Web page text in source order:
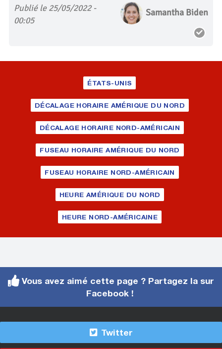
Publié le 25/05/2022 -
00:05
Samantha Biden
ÉTATS-UNIS
DÉCALAGE HORAIRE AMÉRIQUE DU NORD
DÉCALAGE HORAIRE NORD-AMÉRICAIN
FUSEAU HORAIRE AMÉRIQUE DU NORD
FUSEAU HORAIRE NORD-AMÉRICAIN
HEURE AMÉRIQUE DU NORD
HEURE NORD-AMÉRICAINE
Vous avez aimé cette page ? Partagez la sur
Facebook !
Twitter